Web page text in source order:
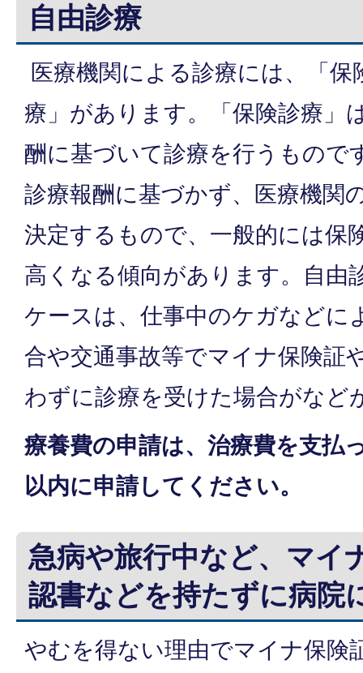
自由診療
医療機関による診療には、「保
療」があります。「保険診療」
酬に基づいて診療を行うもので
診療報酬に基づかず、医療機関
決定するもので、一般的には保
高くなる傾向があります。自由
ケースは、仕事中のケガなどに
合や交通事故等でマイナ保険証
わずに診療を受けた場合がなど
療養費の申請は、治療費を支払
以内に申請してください。
急病や旅行中など、マイ
認書などを持たずに病院
やむを得ない理由でマイナ保険